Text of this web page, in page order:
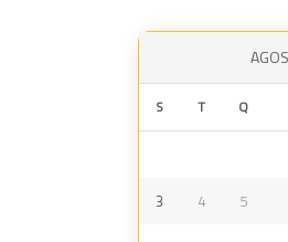
S T Q
3 4 5